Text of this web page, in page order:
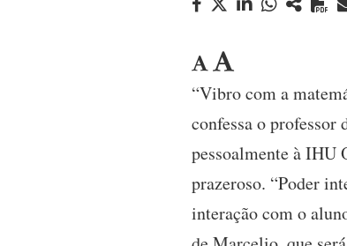
“Vibro com a
confessa o
pessoalmente à IHU
prazeroso. “Poder
interação com o